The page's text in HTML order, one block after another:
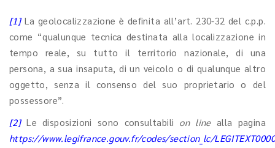
[1]La geolocalizzazione è definita all’art. 230-32 del c.p.p.
come “qualunque tecnica destinata alla localizzazione in
tempo reale, su tutto il territorio nazionale, di una
persona, a sua insaputa, di un veicolo o di qualunque altro
oggetto, senza il consenso del suo proprietario o del
possessore”.
[2]Le disposizioni sono consultabili on linealla pagina
https://www.legifrance.gouv.fr/codes/section_lc/